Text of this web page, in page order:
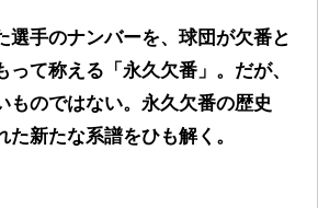
選手のナンバーを、球団が欠番と
て称える「永久欠番」。だが、
ものではない。永久欠番の歴史
た新たな系譜をひも解く。